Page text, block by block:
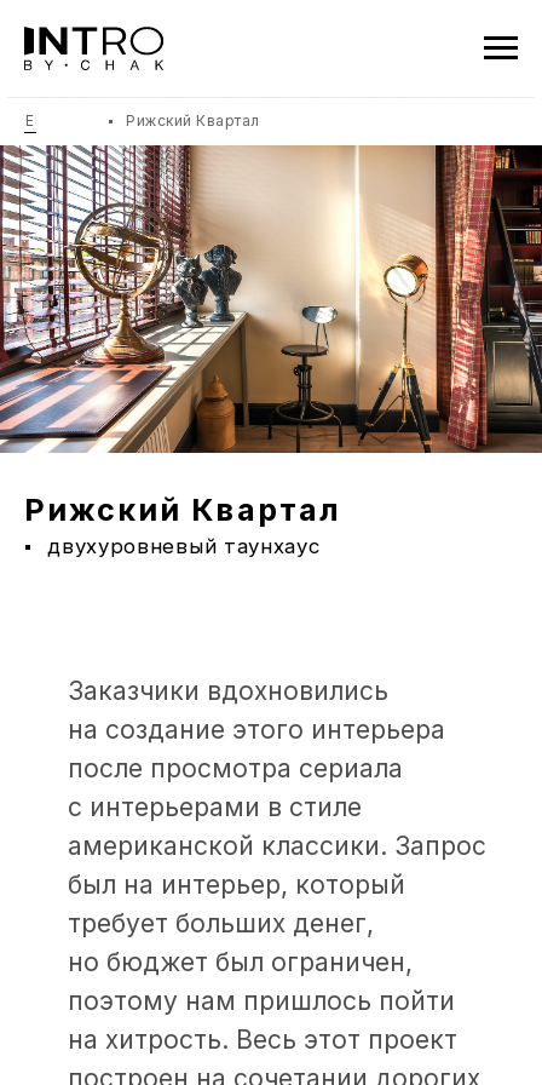
Рижский Квартал
Рижский Квартал
двухуровневый таунхаус
Заказчики вдохновились
на создание этого интерьера
после просмотра сериала
но бюджет был ограничен,
на хитрость. Весь этот проект
построен на сочетании дорогих
элементов с дешевыми.
И на ручной работе.